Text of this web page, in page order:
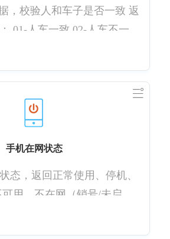
，校验人和车子是否一致 返
01-人车一致 02-人车不一致
动车车牌与所有人是否一
有人核验，不能查询到车主
手机在网状态
态，返回正常使用、停机、
用、不在网（销号/未启用/
多种状态 直连三大运营商，
实时在网状态 高准确率-实